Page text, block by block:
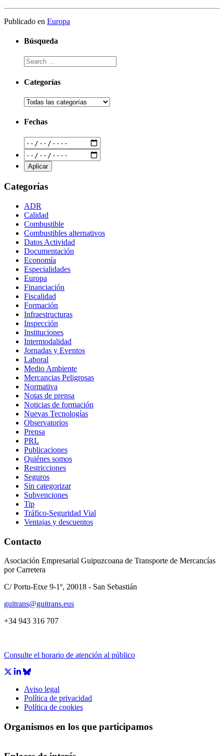
Publicado en Europa
Búsqueda
Categorías
Fechas
Categorías
ADR
Calidad
Combustible
Combustibles alternativos
Datos Actividad
Documentación
Economía
Especialidades
Europa
Financiación
Fiscalidad
Formación
Infraestructuras
Inspección
Instituciones
Intermodalidad
Jornadas y Eventos
Laboral
Medio Ambiente
Mercancias Peligrosas
Normativa
Notas de prensa
Noticias de formación
Nuevas Tecnologías
Observatorios
Prensa
PRL
Publicaciones
Quiénes somos
Restricciones
Seguros
Sin categorizar
Subvenciones
Tip
Tráfico-Seguridad Vial
Ventajas y descuentos
Contacto
Asociación Empresarial Guipuzcoana de Transporte de Mercancías
por Carretera
C/ Portu-Etxe 9-1º, 20018 - San Sebastián
guitrans@guitrans.eus
+34 943 316 707
Consulte el horario de atención al público
Aviso legal
Política de privacidad
Política de cookies
Organismos en los que participamos